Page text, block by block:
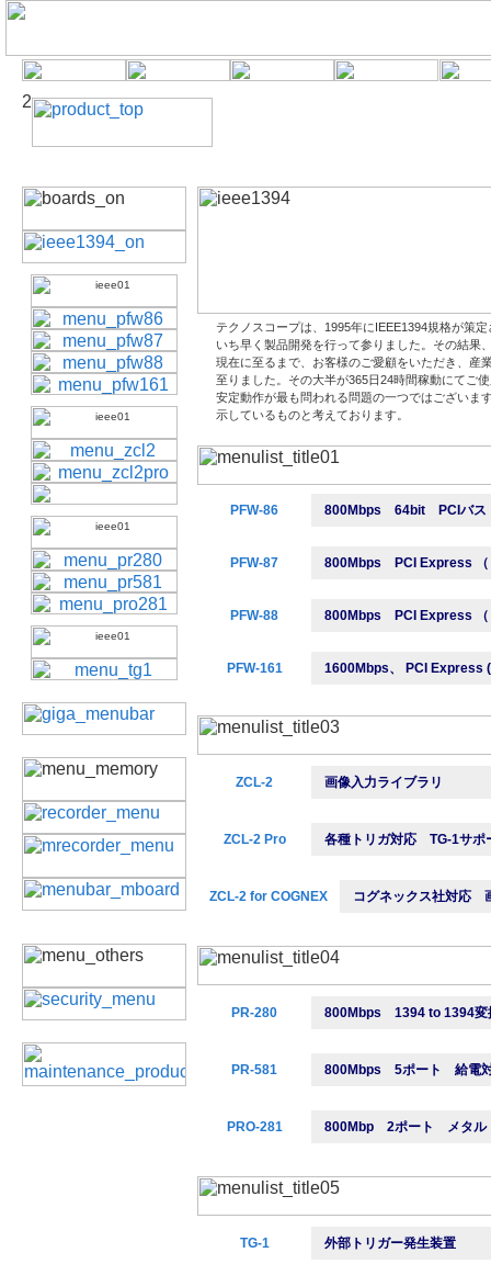
テクノスコープは、1995年にIEEE1394規格が策
いち早く製品開発を行って参りました。その結果
現在に至るまで、お客様のご愛顧をいただき、産
至りました。その大半が365日24時間稼動にてご
安定動作が最も問われる問題の一つではございま
示しているものと考えております。
PFW-86 800Mbps 64bit PCIバス
PFW-87 800Mbps PCI Express （
PFW-88 800Mbps PCI Express （
PFW-161 1600Mbps、 PCI Express
ZCL-2 画像入力ライブラリ
ZCL-2 Pro 各種トリガ対応 TG-1サポ
ZCL-2 for COGNEX コグネックス社対応
PR-280 800Mbps 1394 to 1394変
PR-581 800Mbps 5ポート 給電
PRO-281 800Mbp 2ポート メタル
TG-1 外部トリガー発生装置